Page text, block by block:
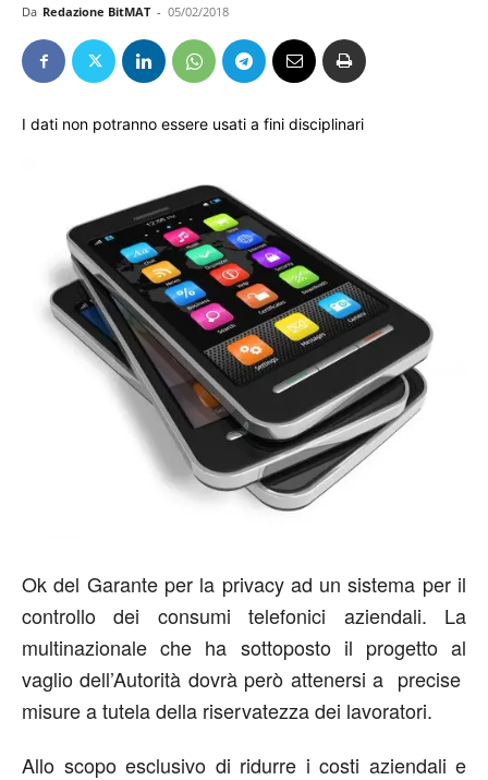
Da Redazione BitMAT - 05/02/2018
I dati non potranno essere usati a fini disciplinari
Ok del Garante per la privacy ad un sistema per il
controllo dei consumi telefonici aziendali. La
multinazionale che ha sottoposto il progetto al
vaglio dell’Autorità dovrà però attenersi a precise
misure a tutela della riservatezza dei lavoratori.
Allo scopo esclusivo di ridurre i costi aziendali e